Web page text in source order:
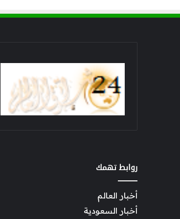
روابط تهمك
أخبار العالم
أخبار السعودية